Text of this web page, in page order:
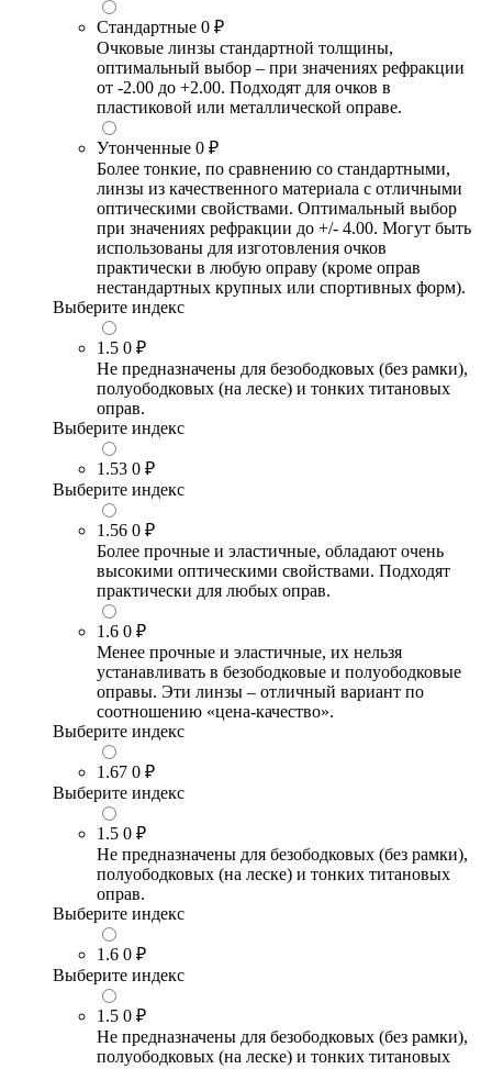
Стандартные 0 ₽
Очковые линзы стандартной толщины,
оптимальный выбор – при значениях рефракции
от -2.00 до +2.00. Подходят для очков в
пластиковой или металлической оправе.
Утонченные 0 ₽
Более тонкие, по сравнению со стандартными,
линзы из качественного материала с отличными
оптическими свойствами. Оптимальный выбор
при значениях рефракции до +/- 4.00. Могут быть
использованы для изготовления очков
практически в любую оправу (кроме оправ
нестандартных крупных или спортивных форм).
Выберите индекс
1.5 0 ₽
Не предназначены для безободковых (без рамки),
полуободковых (на леске) и тонких титановых
оправ.
Выберите индекс
1.53 0 ₽
Выберите индекс
1.56 0 ₽
Более прочные и эластичные, обладают очень
высокими оптическими свойствами. Подходят
практически для любых оправ.
1.6 0 ₽
Менее прочные и эластичные, их нельзя
устанавливать в безободковые и полуободковые
оправы. Эти линзы – отличный вариант по
соотношению «цена-качество».
Выберите индекс
1.67 0 ₽
Выберите индекс
1.5 0 ₽
Не предназначены для безободковых (без рамки),
полуободковых (на леске) и тонких титановых
оправ.
Выберите индекс
1.6 0 ₽
Выберите индекс
1.5 0 ₽
Не предназначены для безободковых (без рамки),
полуободковых (на леске) и тонких титановых